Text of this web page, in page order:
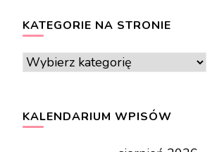
KATEGORIE NA STRONIE
Kategorie
KALENDARIUM WPISÓW